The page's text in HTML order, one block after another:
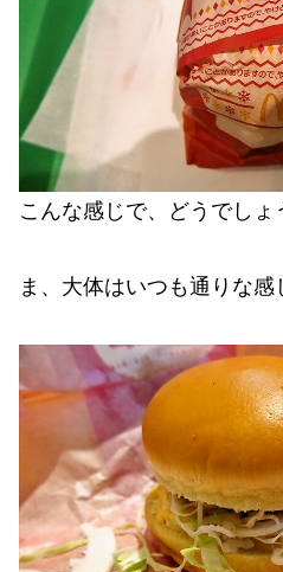
こんな感じで、どうでしょ
ま、大体はいつも通りな感